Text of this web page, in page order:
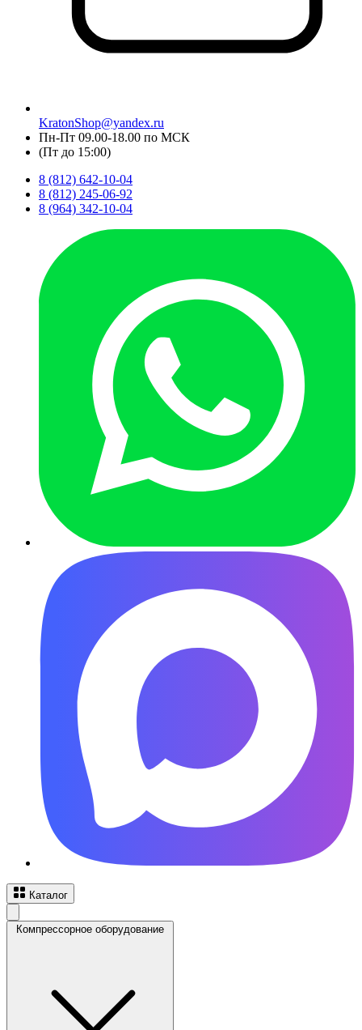
KratonShop@yandex.ru
Пн-Пт 09.00-18.00 по МСК
(Пт до 15:00)
8 (812) 642-10-04
8 (812) 245-06-92
8 (964) 342-10-04
Каталог
Компрессорное оборудование